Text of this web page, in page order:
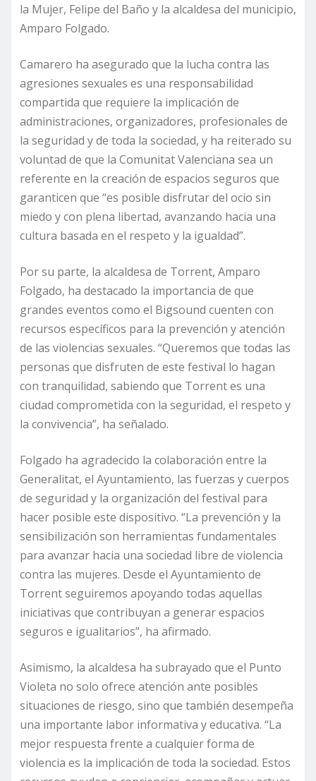
la Mujer, Felipe del Baño y la alcaldesa del municipio,
Amparo Folgado.
Camarero ha asegurado que la lucha contra las
agresiones sexuales es una responsabilidad
compartida que requiere la implicación de
administraciones, organizadores, profesionales de
la seguridad y de toda la sociedad, y ha reiterado su
voluntad de que la Comunitat Valenciana sea un
referente en la creación de espacios seguros que
garanticen que “es posible disfrutar del ocio sin
miedo y con plena libertad, avanzando hacia una
cultura basada en el respeto y la igualdad”.
Por su parte, la alcaldesa de Torrent, Amparo
Folgado, ha destacado la importancia de que
grandes eventos como el Bigsound cuenten con
recursos específicos para la prevención y atención
de las violencias sexuales. “Queremos que todas las
personas que disfruten de este festival lo hagan
con tranquilidad, sabiendo que Torrent es una
ciudad comprometida con la seguridad, el respeto y
la convivencia”, ha señalado.
Folgado ha agradecido la colaboración entre la
Generalitat, el Ayuntamiento, las fuerzas y cuerpos
de seguridad y la organización del festival para
hacer posible este dispositivo. “La prevención y la
sensibilización son herramientas fundamentales
para avanzar hacia una sociedad libre de violencia
contra las mujeres. Desde el Ayuntamiento de
Torrent seguiremos apoyando todas aquellas
iniciativas que contribuyan a generar espacios
seguros e igualitarios”, ha afirmado.
Asimismo, la alcaldesa ha subrayado que el Punto
Violeta no solo ofrece atención ante posibles
situaciones de riesgo, sino que también desempeña
una importante labor informativa y educativa. “La
mejor respuesta frente a cualquier forma de
violencia es la implicación de toda la sociedad. Estos